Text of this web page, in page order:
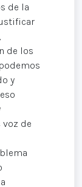
de la
de los
y
voz de